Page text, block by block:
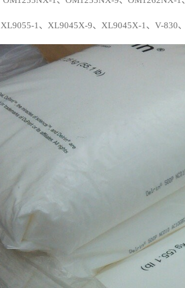
XL9055-1 、 XL9045X-9、 XL9045X-1 、 V-830、